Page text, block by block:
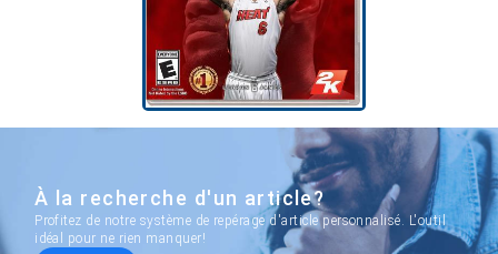
À la recherche d'un article?
Profitez de notre système de repérage d'article personnalisé. L'outil
idéal pour ne rien manquer!